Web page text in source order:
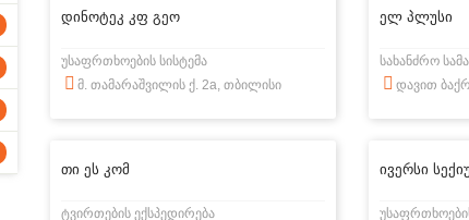
დინოტეკ კფ გეო
უსაფრთხოების სისტემა
მ. თამარაშვილის ქ. 2a, თბილისი
ელ პლუსი
სახანძრო
დავით
თი ეს კომ
ტვირთების ექსპედირება
ივერსი